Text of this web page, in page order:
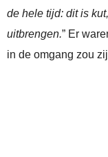
de hele tijd: dit is
uitbrengen.” Er
in de omgang zou